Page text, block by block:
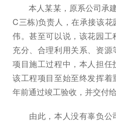
本人某某，原系公司承建
C三栋)负责人，在承接该
伟。甚至可以说，该花园
充分、合理利用关系、资
项目施工过程中，本人担
该工程项目至始至终发挥
年前通过竣工验收，并交付给
由此，本人没有辜负公